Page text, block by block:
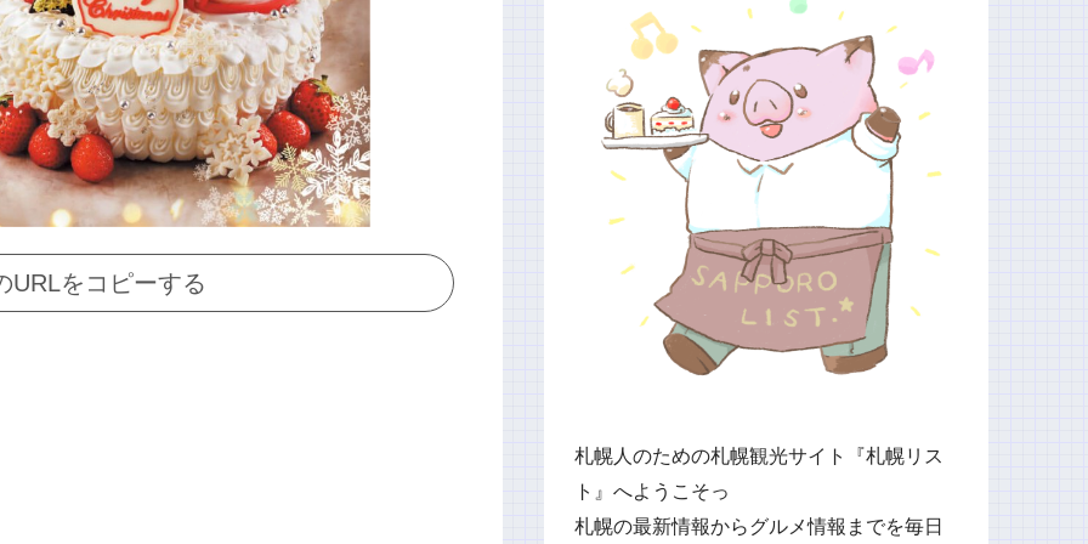
URLをコピーする
札幌人のための札幌観光サイト『札幌リス
ト』へようこそっ
札幌の最新情報からグルメ情報までを毎日